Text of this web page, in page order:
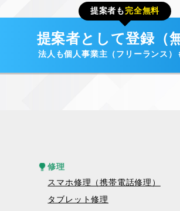
提案者も 完全無料
提案者として登録（
法人も個人事業主（フリーランス）
修理
スマホ修理（携帯電話修理）
タブレット修理